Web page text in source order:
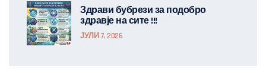
Здрави бубрези за подобро
здравје на сите !!!
ЈУЛИ 7, 2026